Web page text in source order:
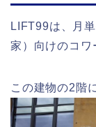
LIFT99は、月
家）向けのコワ
この建物の2階